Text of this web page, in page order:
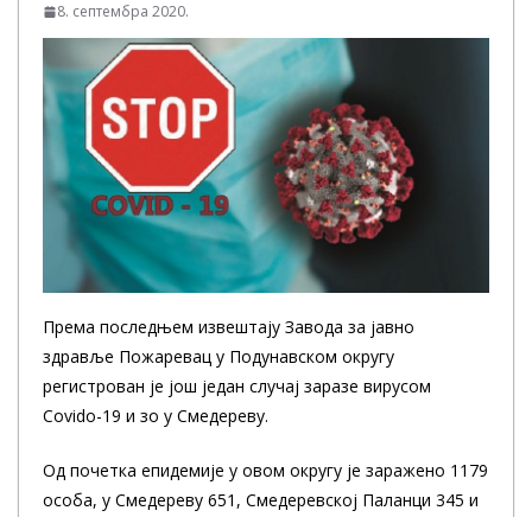
8. септембра 2020.
Према последњем извештају Завода за јавно
здравље Пожаревац у Подунавском округу
регистрован је још један случај заразе вирусом
Covido-19 и зо у Смедереву.
Од почетка епидемије у овом округу је заражено 1179
особа, у Смедереву 651, Смедеревској Паланци 345 и